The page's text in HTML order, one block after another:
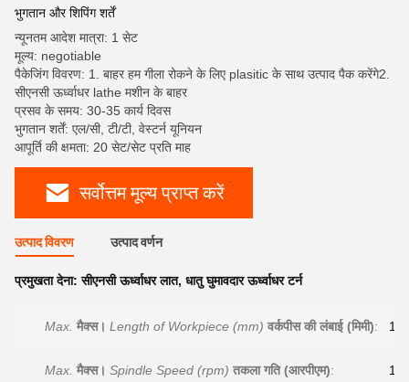
भुगतान और शिपिंग शर्तें
न्यूनतम आदेश मात्रा: 1 सेट
मूल्य: negotiable
पैकेजिंग विवरण: 1. बाहर हम गीला रोकने के लिए plasitic के साथ उत्पाद पैक करेंगे2.
सीएनसी ऊर्ध्वाधर lathe मशीन के बाहर
प्रसव के समय: 30-35 कार्य दिवस
भुगतान शर्तें: एल/सी, टी/टी, वेस्टर्न यूनियन
आपूर्ति की क्षमता: 20 सेट/सेट प्रति माह
सर्वोत्तम मूल्य प्राप्त करें
उत्पाद विवरण उत्पाद वर्णन
प्रमुखता देना:सीएनसी ऊर्ध्वाधर लात, धातु घुमावदार ऊर्ध्वाधर टर्न
Max. मैक्स। Length of Workpiece (mm) वर्कपीस की लंबाई (मिमी):
Max. मैक्स। Spindle Speed (rpm) तकला गति (आरपीएम):